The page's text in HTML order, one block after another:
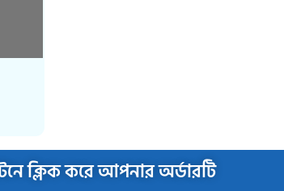
ক্লিক করে আপনার অর্ডারটি